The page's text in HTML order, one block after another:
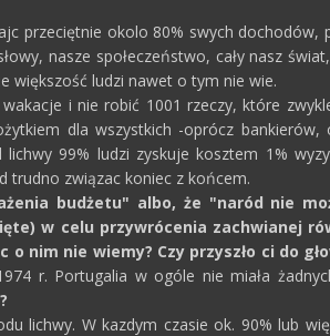
przeciętnie okolo 80% swych dochodów,
nasze społeczeństwo, cały nasz
większość ludzi nawet o tym nie wie.
i nie robić 1001 rzeczy, które
dla wszystkich -oprócz bankierów,
99% ludzi zyskuje kosztem 1%
trudno związac koniec z końcem.
budżetu" albo, że "naród nie
w celu przywrócenia zachwianej
nim nie wiemy? Czy przyszło ci do
r. Portugalia w ogóle nie miała
lichwy. W kazdym czasie ok. 90% lub